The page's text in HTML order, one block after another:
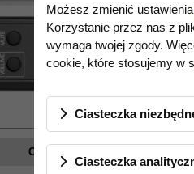
Opis produktu
Możesz zmienić ustawienia
Korzystanie przez nas z
wymaga twojej zgody.
cookie, które stosujemy w
Ciasteczka
Ciasteczka